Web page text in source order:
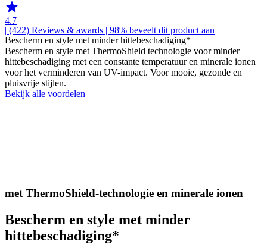
4.7
| (422) Reviews & awards | 98% beveelt dit product aan
Bescherm en style met minder hittebeschadiging*
Bescherm en style met ThermoShield technologie voor minder
hittebeschadiging met een constante temperatuur en minerale ionen
voor het verminderen van UV-impact. Voor mooie, gezonde en
pluisvrije stijlen.
Bekijk alle voordelen
met ThermoShield-technologie en minerale ionen
Bescherm en style met minder
hittebeschadiging*